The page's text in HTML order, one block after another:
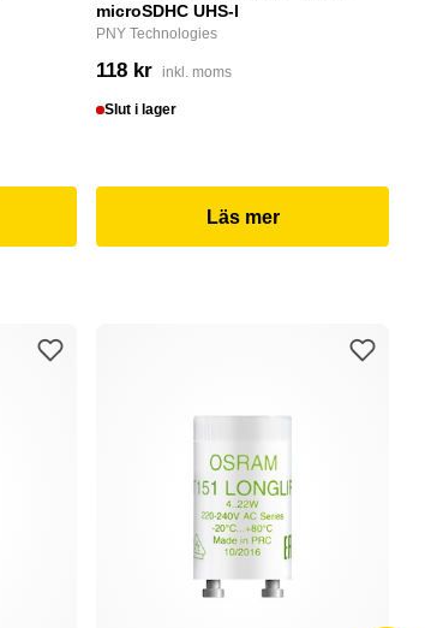
microSDHC UHS-I
PNY Technologies
118 kr inkl. moms
Slut i lager
Läs mer